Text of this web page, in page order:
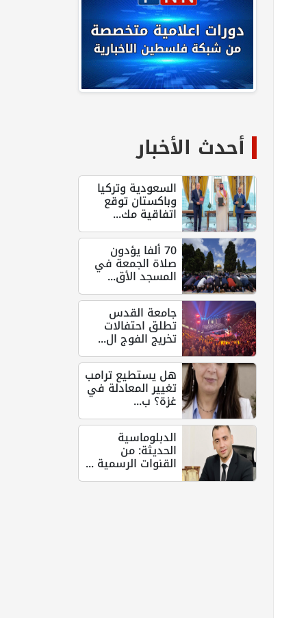
أحدث الأخبار
السعودية وتركيا
وباكستان توقع
اتفاقية مك...
70 ألفا يؤدون
صلاة الجمعة في
المسجد الأق...
جامعة القدس
تطلق احتفالات
تخريج الفوج ال...
هل يستطيع ترامب
تغيير المعادلة في
غزة؟ ب...
الدبلوماسية
الحديثة: من
القنوات الرسمية ...